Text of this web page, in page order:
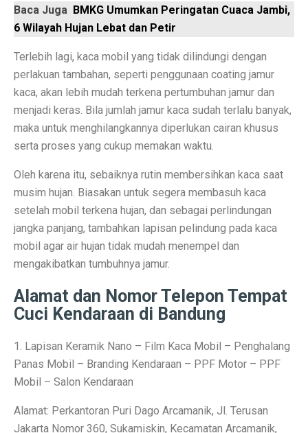
Honda PCX160: Spesifikasi Mewah yang Membuat
Pengguna Adobe Analytics, Waspada! Celah Ini Ancam
5 Fakta Menarik Kota Lalitpur, Kota Tua Penuh Kuil di
Xiaomi 15T vs Honor 400, Kamera Hebat di Bawah
Perbandingan Xiaomi 15T vs 15T Pro: Spesifikasi dan
Revolusi Data: AI Mengubah Pengelolaan Informasi di
Samsung Pertahankan Model Plus di Galaxy S26
MDRN dan Genertec Kolaborasi di Industri,
Workshop SOHIB Berkelas Kemkomdigi:
Vivo Y03t vs X100: Perbandingan Harga dan Fitur!
7 HP Flagship Android Terkencang 2025, Bukan
Gaming Lancar Tanpa Ngelag, Infinix GT 30 Jadi
Siap Kalahkan Samsung S25 FE, 3 HP Kamera
Baca Juga BMKG Umumkan Peringatan Cuaca Jambi,
6 Wilayah Hujan Lebat dan Petir
Terlebih lagi, kaca mobil yang tidak dilindungi dengan
perlakuan tambahan, seperti penggunaan coating jamur
kaca, akan lebih mudah terkena pertumbuhan jamur dan
menjadi keras. Bila jumlah jamur kaca sudah terlalu banyak,
maka untuk menghilangkannya diperlukan cairan khusus
serta proses yang cukup memakan waktu.
Oleh karena itu, sebaiknya rutin membersihkan kaca saat
musim hujan. Biasakan untuk segera membasuh kaca
setelah mobil terkena hujan, dan sebagai perlindungan
jangka panjang, tambahkan lapisan pelindung pada kaca
mobil agar air hujan tidak mudah menempel dan
mengakibatkan tumbuhnya jamur.
Alamat dan Nomor Telepon Tempat
Cuci Kendaraan di Bandung
1. Lapisan Keramik Nano – Film Kaca Mobil – Penghalang
Panas Mobil – Branding Kendaraan – PPF Motor – PPF
Mobil – Salon Kendaraan
Alamat: Perkantoran Puri Dago Arcamanik, Jl. Terusan
Jakarta Nomor 360, Sukamiskin, Kecamatan Arcamanik,